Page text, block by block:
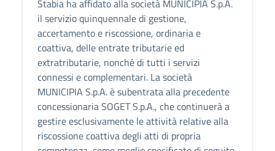
Stabia ha affidato alla società MUNICIPIA S.p.A.
il servizio quinquennale di gestione,
accertamento e riscossione, ordinaria e
coattiva, delle entrate tributarie ed
extratributarie, nonché di tutti i servizi
connessi e complementari. La società
MUNICIPIA S.p.A. è subentrata alla precedente
concessionaria SOGET S.p.A., che continuerà a
gestire esclusivamente le attività relative alla
riscossione coattiva degli atti di propria